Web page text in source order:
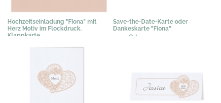
Hochzeitseinladung "Fiona" mit
Herz Motiv im Flockdruck,
Klappkarte
Save-the-Date-Karte oder
Dankeskarte "Fiona"
0,51 € *